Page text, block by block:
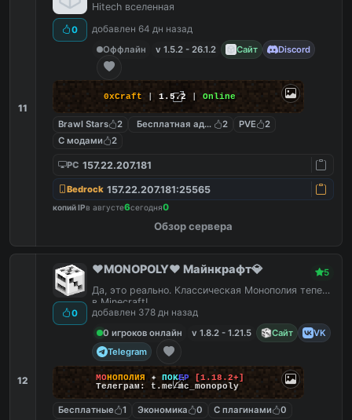
11
0
Hitech вселенная
добавлен 64 дн назад
Оффлайн
v 1.5.2 - 26.1.2 Сайт Discord
0xCraft | 1.5.2 | Online
Brawl Stars 2 Бесплатная админка
2 PVE
2
С модами
2
PC 157.22.207.181
Bedrock 157.22.207.181:25565
копий IPв августе6сегодня0
Обзор сервера
12
0
❤️MONOPOLY❤️ Майнкрафт💎 5
Да, это реально. Классическая Монополия теперь
в Minecraft!
добавлен 378 дн назад
0 игроков онлайн
v 1.8.2 - 1.21.5 Сайт
VK
Telegram
МОНОПОЛИЯ ✦ ПОКЕР
[1.18.2+]
Телеграм: t.me/mc_monopoly
Бесплатные 1 Экономика 0 С плагинами
0